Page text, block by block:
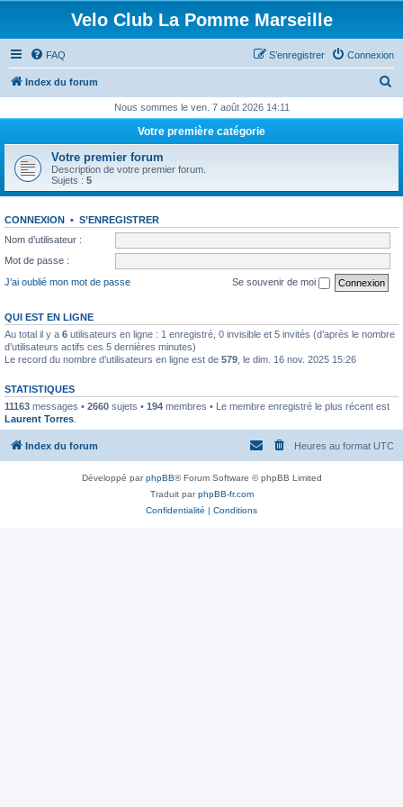
Velo Club La Pomme Marseille
FAQ Connexion
S’enregistrer
Index du forum
h
r
Nous sommes le ven. 7 août 2026 14:11
Votre première catégorie
Votre premier forum
Description de votre premier forum.
Sujets : 5
CONNEXION • S’ENREGISTRER
Nom d’utilisateur :
Mot de passe :
J’ai oublié mon mot de passe
Se souvenir de moi
QUI EST EN LIGNE
Au total il y a 6 utilisateurs en ligne : 1 enregistré, 0 invisible et 5 invités (d’après le nombre
d’utilisateurs actifs ces 5 dernières minutes)
Le record du nombre d’utilisateurs en ligne est de 579 , le dim. 16 nov. 2025 15:26
STATISTIQUES
11163 messages • 2660 sujets • 194 membres • Le membre enregistré le plus récent est
Laurent Torres
Index du forum Heures au format UTC
Développé parphpBB® Forum Software © phpBB Limited
Traduit parphpBB-fr.com
Confidentialité | Conditions